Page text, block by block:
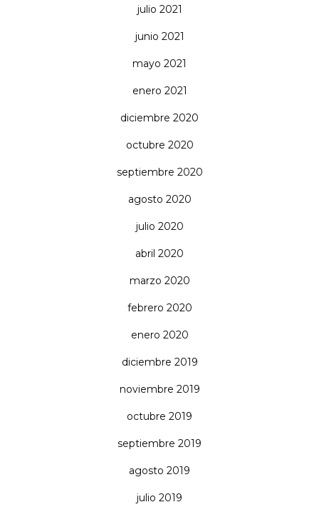
julio 2021
junio 2021
mayo 2021
enero 2021
diciembre 2020
octubre 2020
septiembre 2020
agosto 2020
julio 2020
abril 2020
marzo 2020
febrero 2020
enero 2020
diciembre 2019
noviembre 2019
octubre 2019
septiembre 2019
agosto 2019
julio 2019